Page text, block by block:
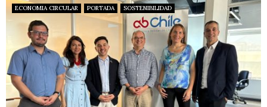
ECONOMIA CIRCULAR PORTADA SOSTENIBILIDAD